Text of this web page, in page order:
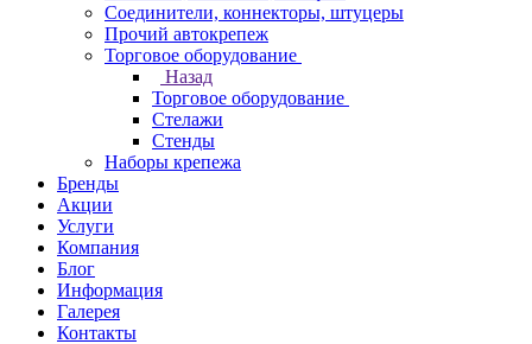
Соединители, коннекторы, штуцеры
Прочий автокрепеж
Торговое оборудование
Назад
Торговое оборудование
Стелажи
Стенды
Наборы крепежа
Бренды
Акции
Услуги
Компания
Блог
Информация
Галерея
Контакты